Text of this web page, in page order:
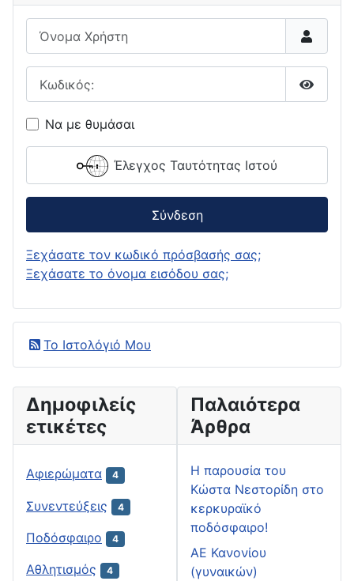
Να με θυμάσαι
Έλεγχος Ταυτότητας Ιστού
Σύνδεση
Ξεχάσατε τον κωδικό πρόσβασής σας;
Ξεχάσατε το όνομα εισόδου σας;
Το Ιστολόγιό Μου
Δημοφιλείς
ετικέτες
Αφιερώματα 4
Συνεντεύξεις 4
Ποδόσφαιρο 4
Αθλητισμός 4
Παλαιότερα
Άρθρα
H παρουσία του
Κώστα Νεστορίδη στο
κερκυραϊκό
ποδόσφαιρο!
ΑΕ Κανονίου
(γυναικών)